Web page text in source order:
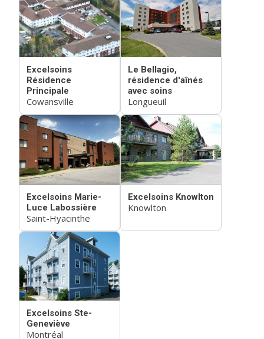
Excelsoins
Résidence
Principale
Cowansville
Le Bellagio,
résidence d'aînés
avec soins
Longueuil
Excelsoins Marie-
Luce Labossière
Saint-Hyacinthe
Excelsoins Knowlton
Knowlton
Excelsoins Ste-
Geneviève
Montréal